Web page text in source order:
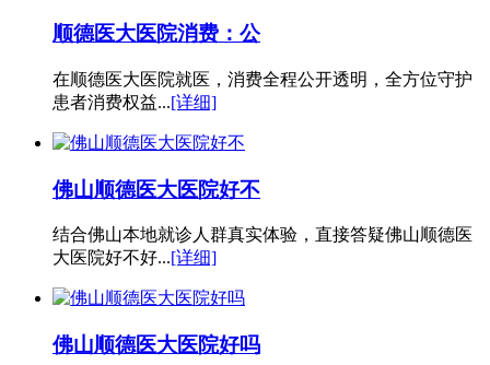
顺德医大医院消费：公
在顺德医大医院就医，消费全程公开透明，全方位守护
患者消费权益...[详细]
佛山顺德医大医院好不
结合佛山本地就诊人群真实体验，直接答疑佛山顺德医
大医院好不好...[详细]
佛山顺德医大医院好吗